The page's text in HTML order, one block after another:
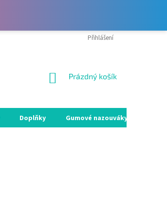
MOJE OBJEDNÁVKA
Přihlášení
NÁKUPNÍ
Prázdný košík
Doplňky Gumové nazouváky